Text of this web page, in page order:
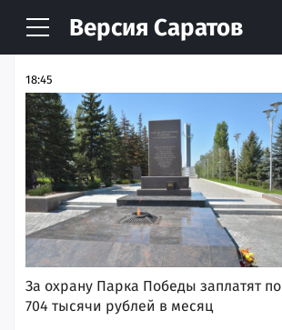
Версия Саратов
НОВОСТИ АРХИВ
18:45
За охрану Парка Победы заплатят по
704 тысячи рублей в месяц